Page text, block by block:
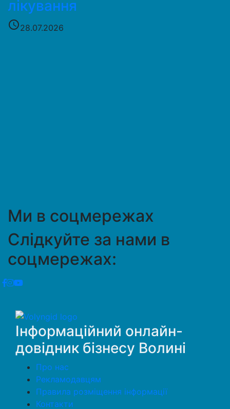
лікування
access_time28.07.2026
Ми в соцмережах
Слідкуйте за нами в
соцмережах:
Інформаційний онлайн-
довідник бізнесу Волині
Про нас
Рекламодавцям
Правила розміщення інформації
Контакти